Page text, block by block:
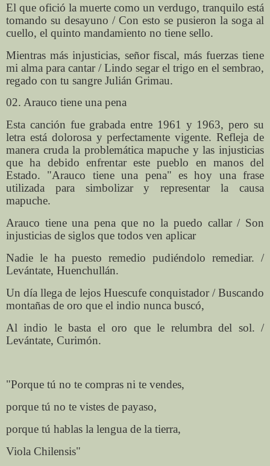
El que ofició la muerte como un verdugo, tranquilo está
tomando su desayuno / Con esto se pusieron la soga al
cuello, el quinto mandamiento no tiene sello.
Mientras más injusticias, señor fiscal, más fuerzas tiene
mi alma para cantar / Lindo segar el trigo en el sembrao,
regado con tu sangre Julián Grimau.
02. Arauco tiene una pena
Esta canción fue grabada entre 1961 y 1963, pero su
letra está dolorosa y perfectamente vigente. Refleja de
manera cruda la problemática mapuche y las injusticias
que ha debido enfrentar este pueblo en manos del
Estado. "Arauco tiene una pena" es hoy una frase
utilizada para simbolizar y representar la causa
mapuche.
Arauco tiene una pena que no la puedo callar / Son
injusticias de siglos que todos ven aplicar
Nadie le ha puesto remedio pudiéndolo remediar. /
Levántate, Huenchullán.
Un día llega de lejos Huescufe conquistador / Buscando
montañas de oro que el indio nunca buscó,
Al indio le basta el oro que le relumbra del sol. /
Levántate, Curimón.
"Porque tú no te compras ni te vendes,
porque tú no te vistes de payaso,
porque tú hablas la lengua de la tierra,
Viola Chilensis"